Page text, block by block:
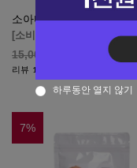
소아다원 유기농 말차
[소비기한 1년 이상]
15,000
리뷰 138
7%
하루동안 열지 않기